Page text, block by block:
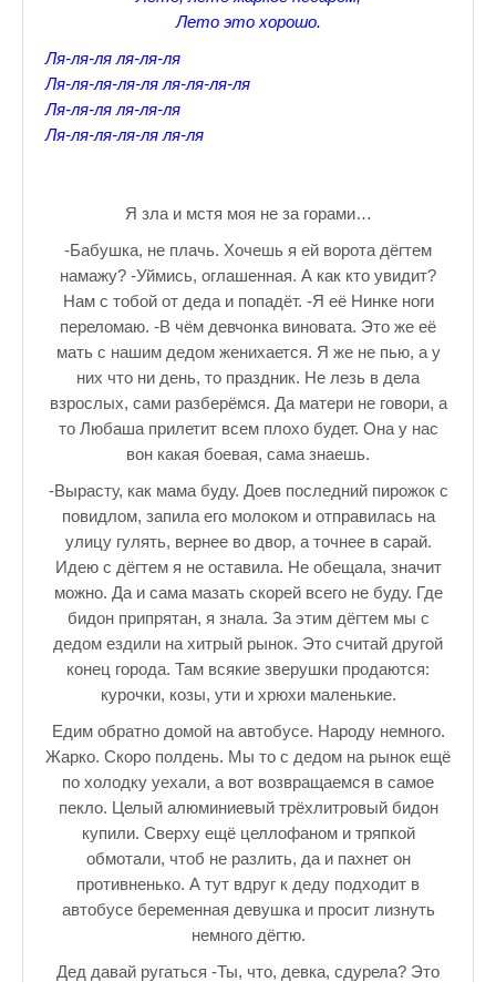
Стихотворения лицеистов
Все про Царское село
Лучшие стихи Русских Классиков
♪♫Nostalgia melody★
ЗАЛЫ ДЛЯ НАСТОЛЬНОГО ТЕННИСА В ПУШКИНЕ
♪♫Анекдоты★
♪♫Рассказы 3★
♪♫Все тексты новых песен★
♪♫Детские песенки★
♪♫Песни Высоцкого★
♪♫Eще раз про любовь★
♪♫Песни в стиле реп★
♪♫Рассказы★
Top видео студии
Лучшее фото недели
Лучшее фото дня
Фотоссесия. Лучшие спортсмены.
Лето это хорошо.
Ля-ля-ля ля-ля-ля
Ля-ля-ля-ля-ля ля-ля-ля-ля
Ля-ля-ля ля-ля-ля
Ля-ля-ля-ля-ля ля-ля
Я зла и мстя моя не за горами…
-Бабушка, не плачь. Хочешь я ей ворота дёгтем
намажу? -Уймись, оглашенная. А как кто увидит?
Нам с тобой от деда и попадёт. -Я её Нинке ноги
переломаю. -В чём девчонка виновата. Это же её
мать с нашим дедом женихается. Я же не пью, а у
них что ни день, то праздник. Не лезь в дела
взрослых, сами разберёмся. Да матери не говори, а
то Любаша прилетит всем плохо будет. Она у нас
вон какая боевая, сама знаешь.
-Вырасту, как мама буду. Доев последний пирожок с
повидлом, запила его молоком и отправилась на
улицу гулять, вернее во двор, а точнее в сарай.
Идею с дёгтем я не оставила. Не обещала, значит
можно. Да и сама мазать скорей всего не буду. Где
бидон припрятан, я знала. За этим дёгтем мы с
дедом ездили на хитрый рынок. Это считай другой
конец города. Там всякие зверушки продаются:
курочки, козы, ути и хрюхи маленькие.
Едим обратно домой на автобусе. Народу немного.
Жарко. Скоро полдень. Мы то с дедом на рынок ещё
по холодку уехали, а вот возвращаемся в самое
пекло. Целый алюминиевый трёхлитровый бидон
купили. Сверху ещё целлофаном и тряпкой
обмотали, чтоб не разлить, да и пахнет он
противненько. А тут вдруг к деду подходит в
автобусе беременная девушка и просит лизнуть
немного дёгтю.
Дед давай ругаться -Ты, что, девка, сдурела? Это